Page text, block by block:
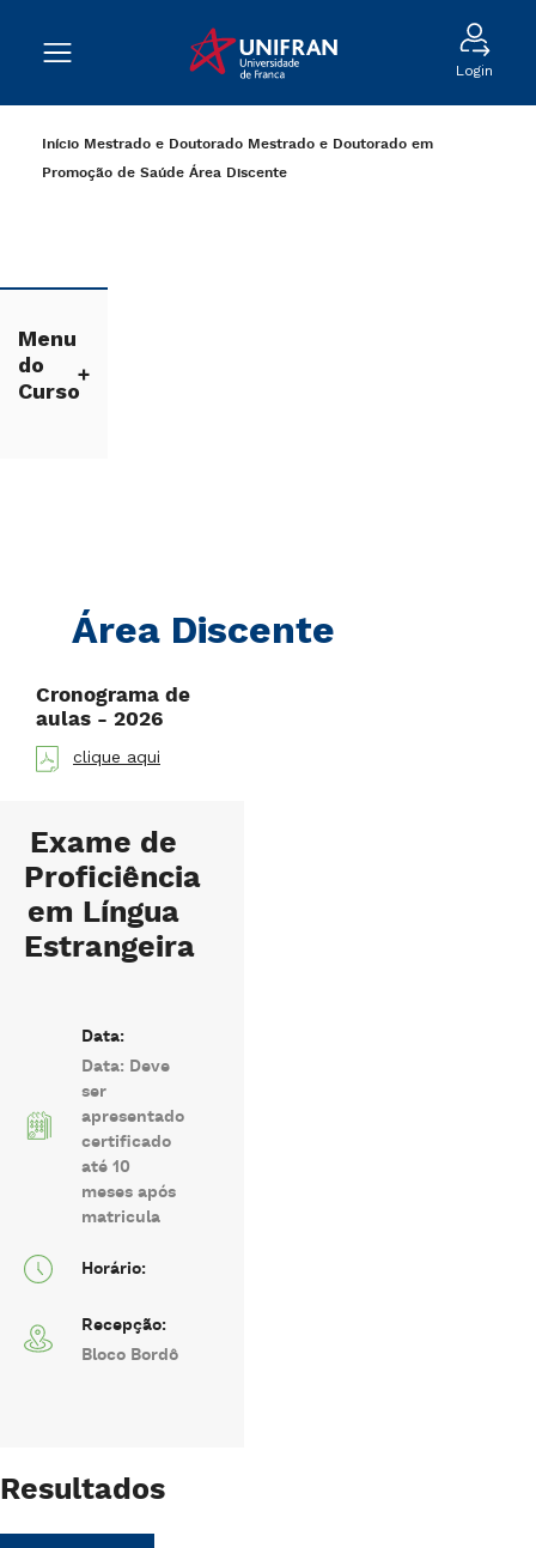
Login
Início Mestrado e Doutorado Mestrado e Doutorado em
Promoção de Saúde Área Discente
Menu
do
Curso
Área Discente
Cronograma de
aulas - 2026
clique aqui
Exame de
Proficiência
em Língua
Estrangeira
Data:
Data: Deve
ser
apresentado
certificado
até 10
meses após
matricula
Horário:
Recepção:
Bloco Bordô
Resultados